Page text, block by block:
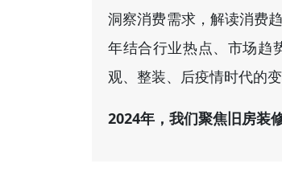
洞察消费需求，解读消费
年结合行业热点、市场趋
观、整装、后疫情时代的变
2024年，我们聚焦旧房装